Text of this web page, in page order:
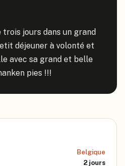
trois jours dans un grand
déjeuner à volonté et
avec sa grand et belle
pies !!!
Belgique
2 jours